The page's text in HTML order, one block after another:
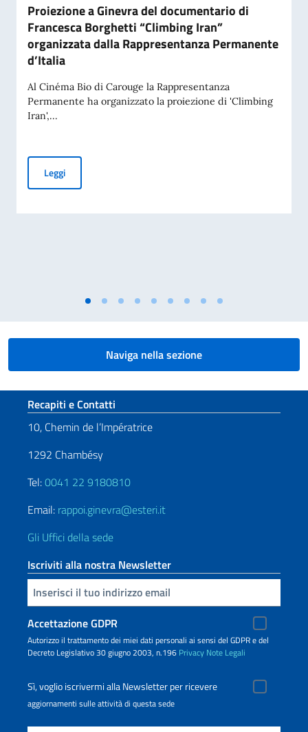
Proiezione a Ginevra del documentario di
Francesca Borghetti “Climbing Iran”
organizzata dalla Rappresentanza Permanente
d’Italia
Al Cinéma Bio di Carouge la Rappresentanza
Permanente ha organizzato la proiezione di 'Climbing
Iran',...
LeggiProiezione a Ginevra del documentario di Francesca
Naviga nella sezione
Sezione footer
Recapiti e Contatti
10, Chemin de l’Impératrice
1292 Chambésy
Tel:0041 22 9180810
Email: rappoi.ginevra@esteri.it
Gli Uffici della sede
Iscriviti alla nostra Newsletter
Inserisci la tua email
Accettazione GDPR
Autorizzo il trattamento dei miei dati personali ai sensi del GDPR e del
Decreto Legislativo 30 giugno 2003, n.196 Privacy Note Legali
Sì, voglio iscrivermi alla Newsletter per ricevere
aggiornamenti sulle attività di questa sede